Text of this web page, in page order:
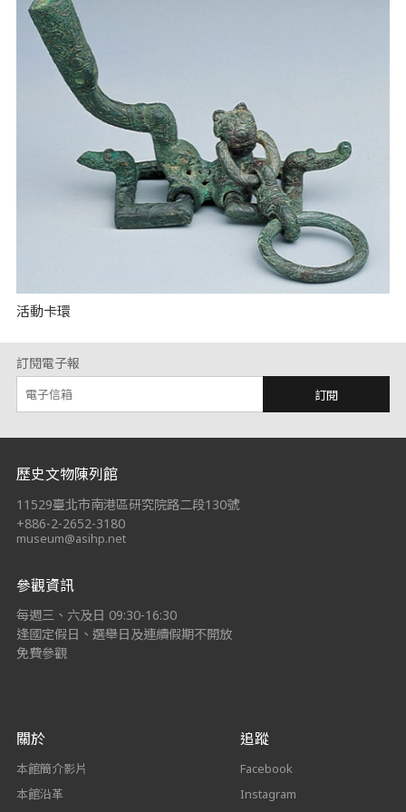
活動卡環
訂閱電子報
訂閱
:::
歷史文物陳列館
11529臺北市南港區研究院路二段130號
+886-2-2652-3180
museum@asihp.net
參觀資訊
每週三、六及日 09:30-16:30
逢國定假日、選舉日及連續假期不開放
免費參觀
關於
本館簡介影片
本館沿革
追蹤
Facebook
Instagram